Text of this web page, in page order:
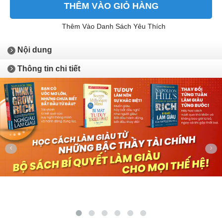
THÊM VÀO GIỎ HÀNG
Thêm Vào Danh Sách Yêu Thích
Nội dung
Thông tin chi tiết